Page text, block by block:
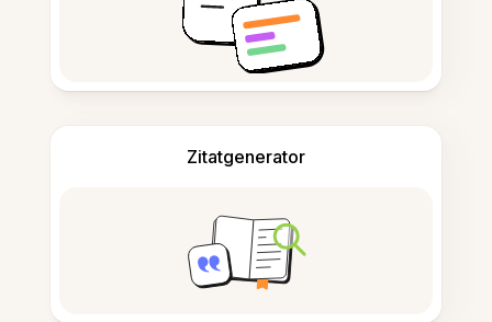
Zitatgenerator